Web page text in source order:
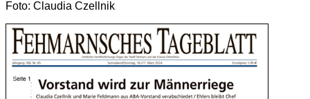
Foto: Claudia Czellnik